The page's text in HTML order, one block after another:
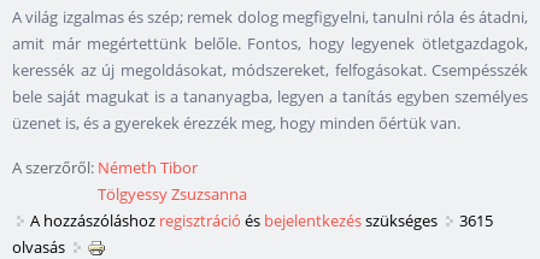
A világ izgalmas és szép; remek dolog megfigyelni, tanulni róla és átadni,
amit már megértettünk belőle. Fontos, hogy legyenek ötletgazdagok,
keressék az új megoldásokat, módszereket, felfogásokat. Csempésszék
bele saját magukat is a tananyagba, legyen a tanítás egyben személyes
üzenet is, és a gyerekek érezzék meg, hogy minden őértük van.
A szerzőről: Németh Tibor
Tölgyessy Zsuzsanna
A hozzászóláshoz regisztráció és bejelentkezésszükséges
3615
olvasás